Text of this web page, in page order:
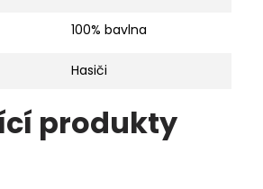
100% bavlna
Hasiči
produkty